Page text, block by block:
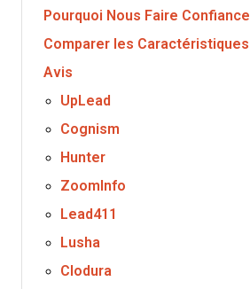
Pourquoi Nous Faire Confiance
Comparer les Caractéristiques
Avis
UpLead
Cognism
Hunter
ZoomInfo
Lead411
Lusha
Clodura